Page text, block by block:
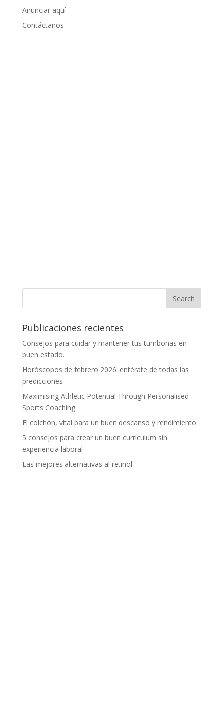
Anunciar aquí
Contáctanos
Publicaciones recientes
Consejos para cuidar y mantener tus tumbonas en
buen estado.
Horóscopos de febrero 2026: entérate de todas las
predicciones
Maximising Athletic Potential Through Personalised
Sports Coaching
El colchón, vital para un buen descanso y rendimiento
5 consejos para crear un buen currículum sin
experiencia laboral
Las mejores alternativas al retinol